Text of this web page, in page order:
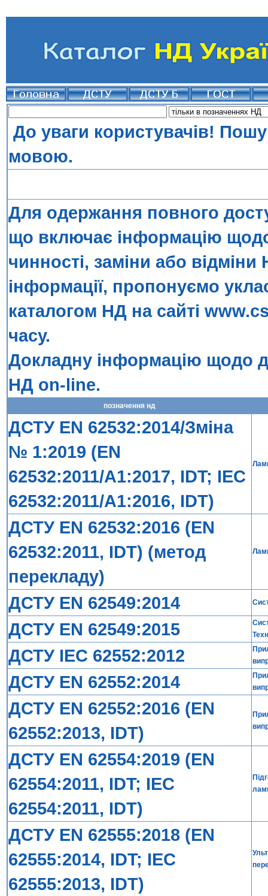
До уваги користувачів!
мовою.
Для одержання повного
що включає інформацію
чинності, заміни або
інформації, пропонуємо
каталогом НД на сайті
часу.
Докладну інформацію щодо
НД on-line.
позначення нд
ДСТУ EN 62532:2014/Зміна
№ 1:2019 (EN
62532:2011/A1:2017, IDT; IEC
62532:2011/A1:2016, IDT)
ДСТУ EN 62532:2016 (EN
62532:2011, IDT) (метод
перекладу)
ДСТУ EN 62549:2014
ДСТУ EN 62549:2015
ДСТУ IEC 62552:2012
ДСТУ EN 62552:2014
ДСТУ EN 62552:2016 (EN
62552:2013, IDT)
ДСТУ EN 62554:2019 (EN
62554:2011, IDT; IEC
62554:2011, IDT)
ДСТУ EN 62555:2018 (EN
62555:2014, IDT; IEC
62555:2013, IDT)